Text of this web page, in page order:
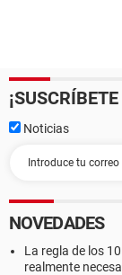
Noticias
NOVEDADES
La regla de los
realmente